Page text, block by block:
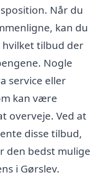
Når du
kan du
tilbud der
Nogle
service eller
kan være
overveje. Ved at
disse tilbud,
den bedst mulige
i Gørslev.